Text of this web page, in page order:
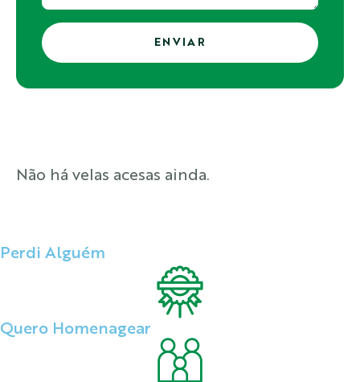
ENVIAR
Não há velas acesas ainda.
Perdi Alguém
Quero Homenagear